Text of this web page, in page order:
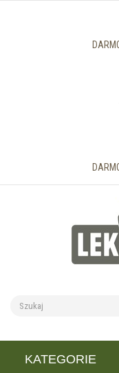
KATEGORIE